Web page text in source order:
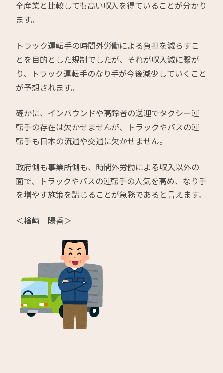
全産業と比較しても高い収入を得ていることが分かり
ます。
トラック運転手の時間外労働による負担を減らすこ
とを目的とした規制でしたが、それが収入減に繋が
り、トラック運転手のなり手が今後減少していくこと
が予想されます。
確かに、インバウンドや高齢者の送迎でタクシー運
転手の存在は欠かせませんが、トラックやバスの運
転手も日本の流通や交通に欠かせません。
政府側も事業所側も、時間外労働による収入以外の
面で、トラックやバスの運転手の人気を高め、なり手
を増やす施策を講じることが急務であると言えます。
＜楢﨑 陽香＞